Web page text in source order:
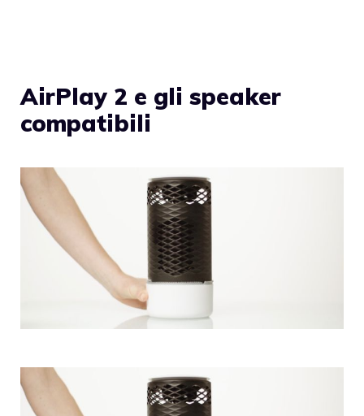
AirPlay 2 e gli speaker
compatibili